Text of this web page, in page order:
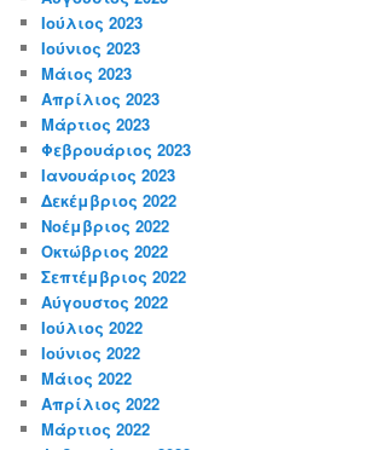
Ιούλιος 2023
Ιούνιος 2023
Μάιος 2023
Απρίλιος 2023
Μάρτιος 2023
Φεβρουάριος 2023
Ιανουάριος 2023
Δεκέμβριος 2022
Νοέμβριος 2022
Οκτώβριος 2022
Σεπτέμβριος 2022
Αύγουστος 2022
Ιούλιος 2022
Ιούνιος 2022
Μάιος 2022
Απρίλιος 2022
Μάρτιος 2022